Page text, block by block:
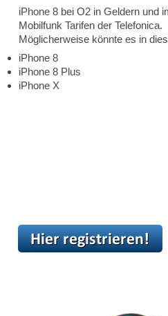
iPhone 8 bei O2 in Geldern und
Mobilfunk Tarifen der Telefonica.
Möglicherweise könnte es in
iPhone 8
iPhone 8 Plus
iPhone X